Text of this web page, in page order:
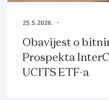
25.5.2026.
Obavijest o
Prospekta
UCITS ETF-a